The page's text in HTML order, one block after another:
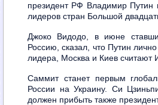
президент РФ Владимир Путин
лидеров стран Большой
Джоко Видодо, в июне
Россию, сказал, что Путин
лидера, Москва и Киев считают
Саммит станет первым
России на Украину. Си
должен прибыть также